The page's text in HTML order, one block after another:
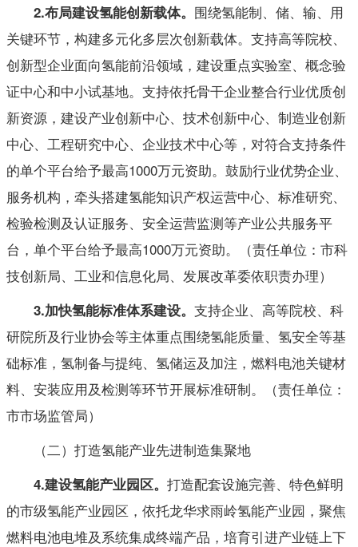
2.布局建设氢能创新载体。 围绕氢能制、储、输、用
关键环节，构建多元化多层次创新载体。支持高等院校、
创新型企业面向氢能前沿领域，建设重点实验室、概念验
证中心和中小试基地。支持依托骨干企业整合行业优质创
新资源，建设产业创新中心、技术创新中心、制造业创新
中心、工程研究中心、企业技术中心等，对符合支持条件
的单个平台给予最高1000万元资助。鼓励行业优势企业、
服务机构，牵头搭建氢能知识产权运营中心、标准研究、
检验检测及认证服务、安全运营监测等产业公共服务平
台，单个平台给予最高1000万元资助。（责任单位：市科
技创新局、工业和信息化局、发展改革委依职责办理）
3.加快氢能标准体系建设。 支持企业、高等院校、科
研院所及行业协会等主体重点围绕氢能质量、氢安全等基
础标准，氢制备与提纯、氢储运及加注，燃料电池关键材
料、安装应用及检测等环节开展标准研制。（责任单位：
市市场监管局）
（二）打造氢能产业先进制造集聚地
4.建设氢能产业园区。 打造配套设施完善、特色鲜明
的市级氢能产业园区，依托龙华求雨岭氢能产业园，聚焦
燃料电池电堆及系统集成终端产品，培育引进产业链上下